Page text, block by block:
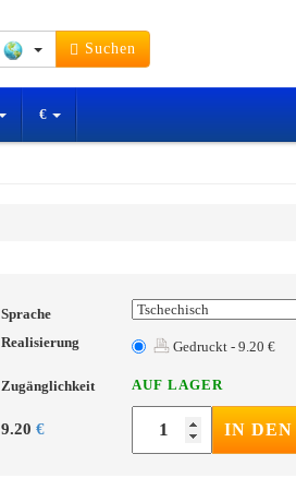
Suchen
€
Sprache
Realisierung
Gedruckt - 9.20 €
Zugänglichkeit AUF LAGER
9.20 € IN DEN